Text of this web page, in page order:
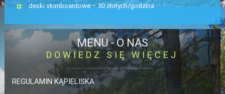
STRONA GŁÓWNA
deski skimboardowe – 30 złotych/godzina
MENU -O NAS
DOWIEDZ SIĘ WIĘCEJ
REGULAMIN KĄPIELISKA